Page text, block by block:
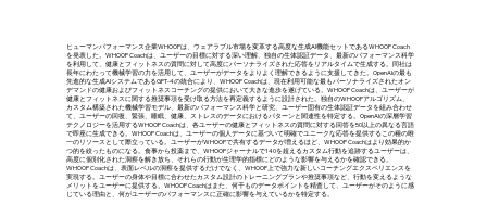
ヒューマンパフォーマンス企業WHOOPは、ウェアラブル市場を変革する高度な生成AI機能セットであるWHOOP Coach
を発表した。WHOOP Coachは、ユーザーの目標に対する深い理解、独自の生体認証データ、最新のパフォーマンス科学
を利用して、健康とフィットネスの質問に対して高度にパーソナライズされた応答をリアルタイムで生成する。同社は
長年にわたって機械学習の力を活用して、ユーザーがデータをよりよく理解できるように支援してきた。OpenAIの最も
先進的な生成AIシステムであるGPT-4の統合により、WHOOP Coachは、現在利用可能な最もパーソナライズされたオン
デマンドの健康およびフィットネスコーチングの提供において大きな進歩を遂げている。WHOOP Coachは、ユーザーが
健康とフィットネスに関する推奨事項を受け取る方法を再定義するように設計された。独自のWHOOPアルゴリズム、
カスタム構築された機械学習モデル、最新のパフォーマンス科学と研究、ユーザー固有の生体認証データを組み合わせ
て、ユーザーの回復、緊張、睡眠、健康、ストレスのデータにおけるパターンと関連性を特定する。OpenAIの深層学習
テクノロジーを活用するWHOOP Coachは、各ユーザーの健康とフィットネスの質問に対する回答を50以上の異なる言語
で即座に生成できる。WHOOP Coachは、ユーザーの個人データに基づいて明確でユニークな応答を提供するこの種の唯
一のリソースとして際立っている。ユーザーがWHOOPで共有するデータが増えるほど、WHOOP Coachはより効果的か
つ的を絞ったものになる。食事から投薬まで、WHOOPジャーナルで140を超えるカスタム行動を追跡するユーザーは、
高度に個別化された洞察を解き放ち、それらの行動が生理学的指標にどのような影響を与えるかを確認できる。
WHOOP Coachは、表面レベルの洞察を提供するだけでなく、WHOOP上で強力な新しいコーチングエクスペリエンスを
実現する。ユーザーの身体や目標に合わせたカスタム設計のトレーニングプランや推奨事項など、行動を変えるような
メリットをユーザーに提供する。WHOOP Coachはまた、何千ものデータポイントを精査して、ユーザーがそのように感
じている理由と、何がユーザーのパフォーマンスに正確に影響を与えているかを特定する。